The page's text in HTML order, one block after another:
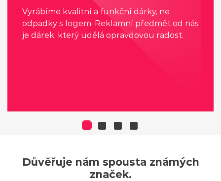
Vyrábíme kvalitní a funkční dárky, ne
odpadky s logem. Reklamní předmět od nás
je dárek, který udělá opravdovou radost.
Důvěřuje nám spousta známých
značek.